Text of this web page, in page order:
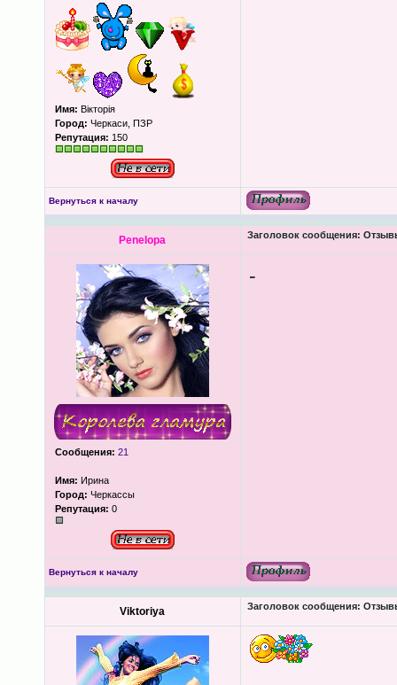
Имя: Вікторія
Город: Черкаси, ПЗР
Репутация: 150
Вернуться к началу
Penelopa Заголовок сообщения:
Сообщения: 21
Имя: Ирина
Город: Черкассы
Репутация: 0
-
Вернуться к началу
Viktoriya Заголовок сообщения: